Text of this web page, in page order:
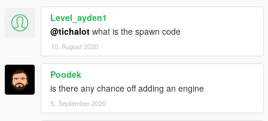
Level_ayden1
@tichalot what is the spawn code
10. August 2020
Poodek
is there any chance off adding an engine
5. September 2020